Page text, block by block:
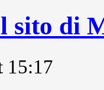
sito di
15:17